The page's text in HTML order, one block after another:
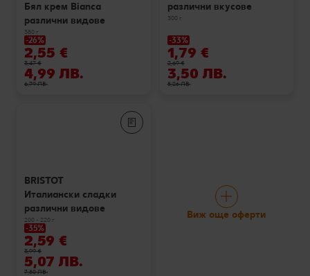
Бял крем Bianca
различни видове
380 г
-26%
2,55 €
3,47 €
4,99 ЛВ.
6,79 ЛВ.
различни вкусове
300 г
-33%
1,79 €
2,69 €
3,50 ЛВ.
5,26 ЛВ.
BRISTOT
Италиански сладки
различни видове
200 - 220 г
-35%
2,59 €
3,99 €
5,07 ЛВ.
7,80 ЛВ.
Виж още оферти